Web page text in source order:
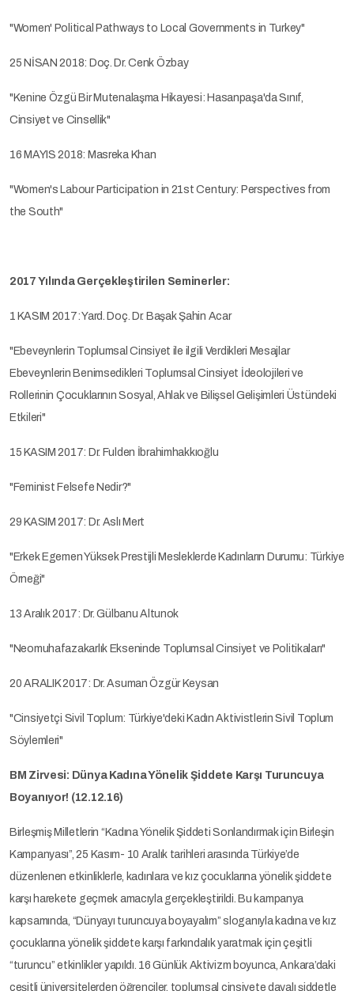
"Women' Political Pathways to Local Governments in Turkey"
25 NİSAN 2018: Doç. Dr. Cenk Özbay
"Kenine Özgü Bir Mutenalaşma Hikayesi: Hasanpaşa'da Sınıf,
Cinsiyet ve Cinsellik"
16 MAYIS 2018: Masreka Khan
"Women's Labour Participation in 21st Century: Perspectives from
the South"
2017 Yılında Gerçekleştirilen Seminerler:
1 KASIM 2017: Yard. Doç. Dr. Başak Şahin Acar
"Ebeveynlerin Toplumsal Cinsiyet ile ilgili Verdikleri Mesajlar
Ebeveynlerin Benimsedikleri Toplumsal Cinsiyet İdeolojileri ve
Rollerinin Çocuklarının Sosyal, Ahlak ve Bilişsel Gelişimleri Üstündeki
Etkileri"
15 KASIM 2017: Dr. Fulden İbrahimhakkıoğlu
"Feminist Felsefe Nedir?"
29 KASIM 2017: Dr. Aslı Mert
"Erkek Egemen Yüksek Prestijli Mesleklerde Kadınların Durumu: Türkiye
Örneği"
13 Aralık 2017: Dr. Gülbanu Altunok
"Neomuhafazakarlık Ekseninde Toplumsal Cinsiyet ve Politikaları"
20 ARALIK 2017: Dr. Asuman Özgür Keysan
"Cinsiyetçi Sivil Toplum: Türkiye'deki Kadın Aktivistlerin Sivil Toplum
Söylemleri"
BM Zirvesi: Dünya Kadına Yönelik Şiddete Karşı Turuncuya
Boyanıyor! (12.12.16)
Birleşmiş Milletlerin “Kadına Yönelik Şiddeti Sonlandırmak için Birleşin
Kampanyası”, 25 Kasım- 10 Aralık tarihleri arasında Türkiye’de
düzenlenen etkinliklerle, kadınlara ve kız çocuklarına yönelik şiddete
karşı harekete geçmek amacıyla gerçekleştirildi. Bu kampanya
kapsamında, “Dünyayı turuncuya boyayalım” sloganıyla kadına ve kız
çocuklarına yönelik şiddete karşı farkındalık yaratmak için çeşitli
“turuncu” etkinlikler yapıldı. 16 Günlük Aktivizm boyunca, Ankara’daki
çeşitli üniversitelerden öğrenciler, toplumsal cinsiyete dayalı şiddetle